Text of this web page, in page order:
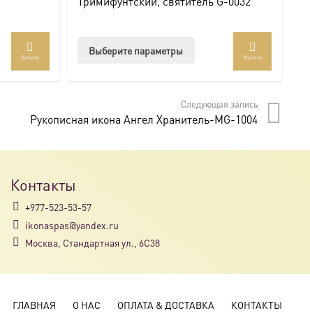
Купить
Выберите параметры
вариаций.
Купить
Следующая запись
Рукописная икона Ангел Хранитель-MG-1004
Контакты
+977-523-53-57
ikonaspas@yandex.ru
Москва, Стандартная ул., 6С38
ГЛАВНАЯ О НАС ОПЛАТА & ДОСТАВКА КОНТАКТЫ